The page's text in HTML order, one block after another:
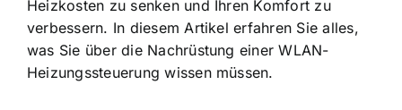
Heizkosten zu senken und Ihren Komfort zu
verbessern. In diesem Artikel erfahren Sie alles,
was Sie über die Nachrüstung einer WLAN-
Heizungssteuerung wissen müssen.